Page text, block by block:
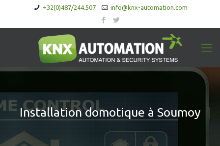
+32(0)487/244.507 info@knx-automation.com
Installation domotique à Soumoy